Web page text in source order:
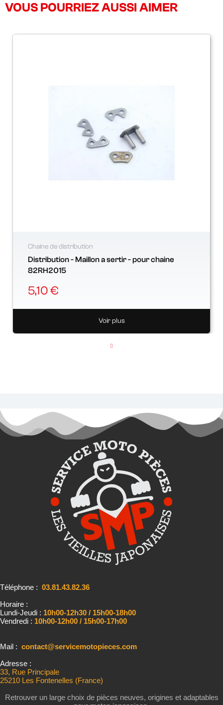
VOUS POURRIEZ AUSSI AIMER
Chaine de distribution
Distribution - Maillon a sertir - pour chaine
82RH2015
5,10 €
Voir plus
Téléphone : 03.81.43.82.36
Horaire :
Lundi-Jeudi : 10h00-12h30 / 15h00-18h00
Vendredi : 10h00-12h00 / 15h00-17h00
Mail : contact@servicemotopieces.com
Adresse :
33, Rue Principale
25210 Les Fontenelles (France)
Retrouver un large choix de pièces neuves, origines et adaptables